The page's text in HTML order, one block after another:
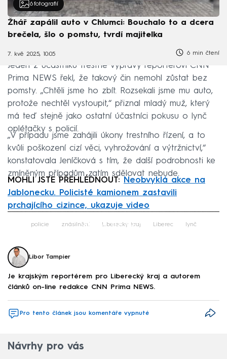
6 fotografií
Žhář zapálil auto v Chlumci: Bouchalo to a dcera
brečela, šlo o pomstu, tvrdí majitelka
7. kvě 2025, 10:05 6 min čtení
Jeden z účastníků trestné výpravy reportérovi CNN
Prima NEWS řekl, že takový čin nemohl zůstat bez
pomsty. „Chtěli jsme ho zbít. Rozsekali jsme mu auto,
protože nechtěl vystoupit,“ přiznal mladý muž, který
má teď stejně jako ostatní účastníci pokusu o lynč
oplétačky s policií.
„V případu jsme zahájili úkony trestního řízení, a to
kvůli poškození cizí věci, vyhrožování a výtržnictví,“
konstatovala Jeníčková s tím, že další podrobnosti ke
zmíněným případům zatím sdělovat nebude.
MOHLI JSTE PŘEHLÉDNOUT:
Neobvyklá akce na
Jablonecku. Policisté kamionem zastavili
prchajícího cizince, ukazuje video
Failed to fetch
policie znásilnění Liberecký kraj Liberec lynč
Libor Tampier
Je krajským reportérem pro Liberecký kraj a autorem
článků on-line redakce CNN Prima NEWS.
Pro tento článek jsou komentáře vypnuté
Návrhy pro vás